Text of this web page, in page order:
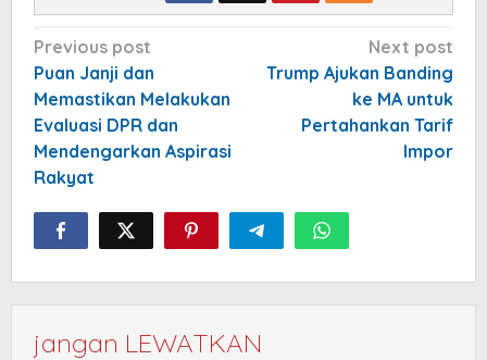
Post
navigation
Previous post
Puan Janji dan
Memastikan Melakukan
Evaluasi DPR dan
Mendengarkan Aspirasi
Rakyat
Next post
Trump Ajukan Banding
ke MA untuk
Pertahankan Tarif
Impor
jangan LEWATKAN